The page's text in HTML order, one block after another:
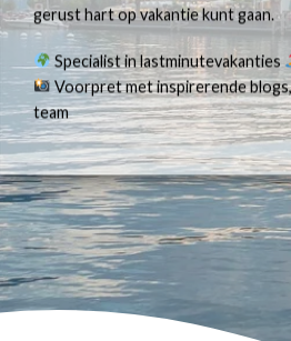
gerust hart op vakantie kunt gaan.
Specialist in lastminutevakanties
Voorpret met inspirerende
team